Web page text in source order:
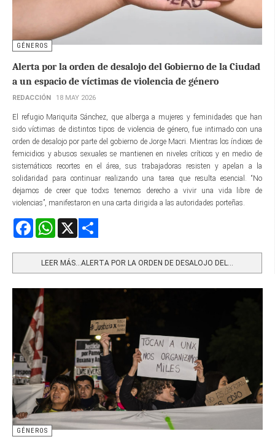
GÉNEROS
Alerta por la orden de desalojo del Gobierno de la Ciudad
a un espacio de víctimas de violencia de género
REDACCIÓN 18 MAY 2026
El refugio Mariquita Sánchez, que alberga a mujeres y feminidades que han
sido víctimas de distintos tipos de violencia de género, fue intimado con una
orden de desalojo por parte del gobierno de Jorge Macri. Mientras los índices de
femicidios y abusos sexuales se mantienen en niveles críticos y en medio de
sistemáticos recortes en el área, sus trabajadoras resisten y apelan a la
solidaridad para continuar realizando una tarea que resulta esencial. “No
dejamos de creer que todxs tenemos derecho a vivir una vida libre de
violencias”, manifestaron en una carta dirigida a las autoridades porteñas.
FacebookWhatsApp
LEER MÁS…ALERTA POR LA ORDEN DE DESALOJO DEL...
GÉNEROS